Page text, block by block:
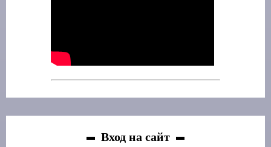
Вход на сайт